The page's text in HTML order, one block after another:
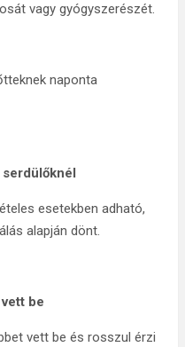
vagy gyógyszerészét.
naponta
esetekben adható,
alapján dönt.
be
vett be és rosszul érzi